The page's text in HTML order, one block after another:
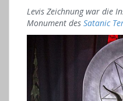
Levis Zeichnung war die
Monument des Satanic